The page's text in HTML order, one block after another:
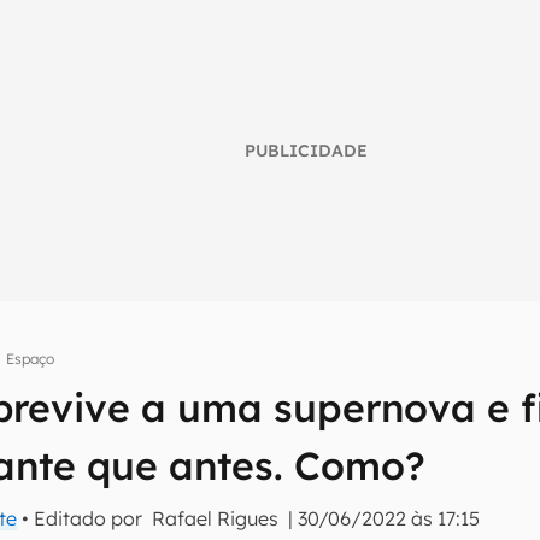
PUBLICIDADE
Espaço
a uma supernova e
que antes. Como?
• Editado por Rafael Rigues |30/06/2022 às 17:15
inteligente do mundo tech!
do Canaltech e receba notícias e reviews sobre tecnologia